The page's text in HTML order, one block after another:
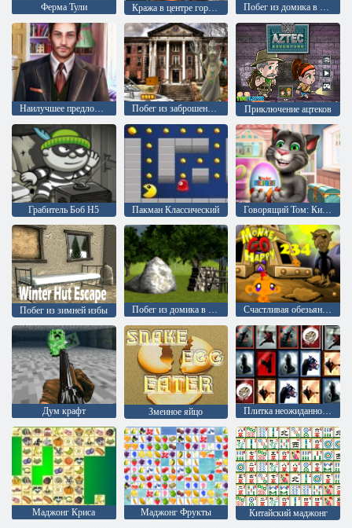
Ферма Тули Кража в центре города Побег из домика в лесу: эпизод 1
Побег из заброшенного университета Приключение ацтеков
Грабитель Боб H5 Пакман Классический
Побег из зимней избы Побег из домика в лесу: Эпизод 2 Счастливая обезьянка: уровень 234
Дум крафт Змеиное яйцо Плитка неожиданностей
Маджонг Криса Маджонг Фрукты
Китайский маджонг